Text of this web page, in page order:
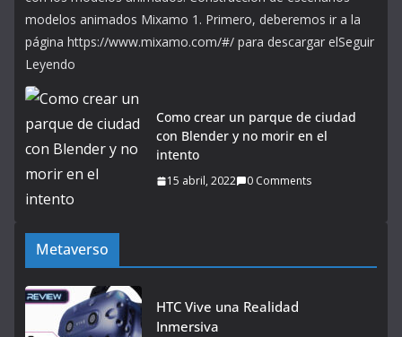
modelos animados Mixamo 1. Primero, deberemos ir a la
página https://www.mixamo.com/#/ para descargar elSeguir
Leyendo
Como crear un parque de ciudad
con Blender y no morir en el
intento
15 abril, 2022 0 Comments
Metaverso
HTC Vive una Realidad
Inmersiva